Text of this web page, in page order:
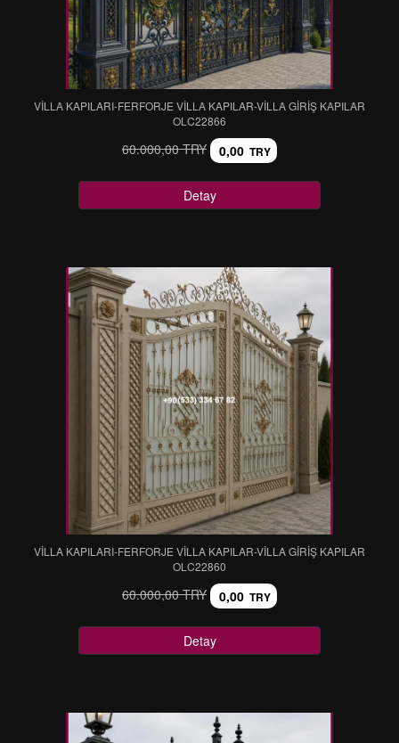
VİLLA KAPILARI-FERFORJE VİLLA KAPILAR-VİLLA GİRİŞ KAPILAR
OLC22866
60.000,00 TRY 0,00 TRY
Detay
VİLLA KAPILARI-FERFORJE VİLLA KAPILAR-VİLLA GİRİŞ KAPILAR
OLC22860
60.000,00 TRY 0,00 TRY
Detay